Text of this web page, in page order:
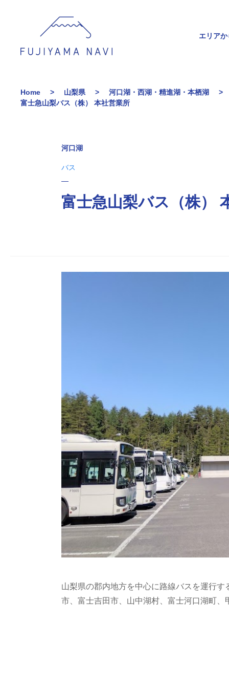
エリア
Home 山梨県
河口湖・西湖・精進湖・本栖湖
富士急山梨バス（株） 本社営業所
河口湖
バス
富士急山梨バス（株）
山梨県の郡内地方を中心に路線バスを運行
市、富士吉田市、山中湖村、富士河口湖町